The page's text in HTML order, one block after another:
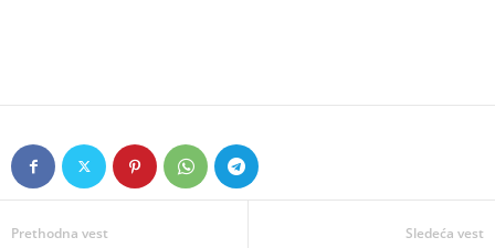
Prethodna vest Sledeća vest